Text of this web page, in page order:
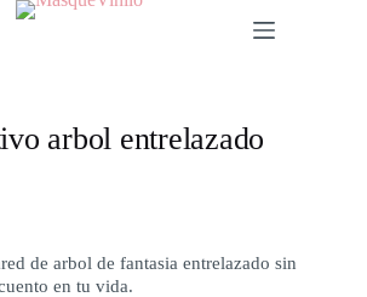
arbol entrelazado
de arbol de fantasia entrelazado sin
en tu vida.